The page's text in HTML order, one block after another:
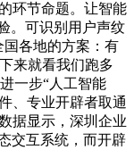
环节命题。让智能
。可识别用户声纹
国各地的方案：有
来就看我们跑多
一步“人工智能
、专业开辟者取通
据显示，深圳企业
交互系统，而开辟